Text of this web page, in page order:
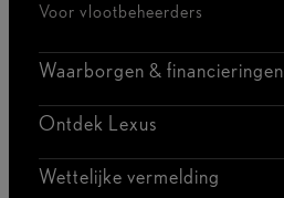
Voor vlootbeheerders
Waarborgen & financieringen
Ontdek Lexus
Wettelijke vermelding